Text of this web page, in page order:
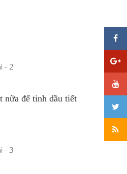
nữa để tinh dầu tiết